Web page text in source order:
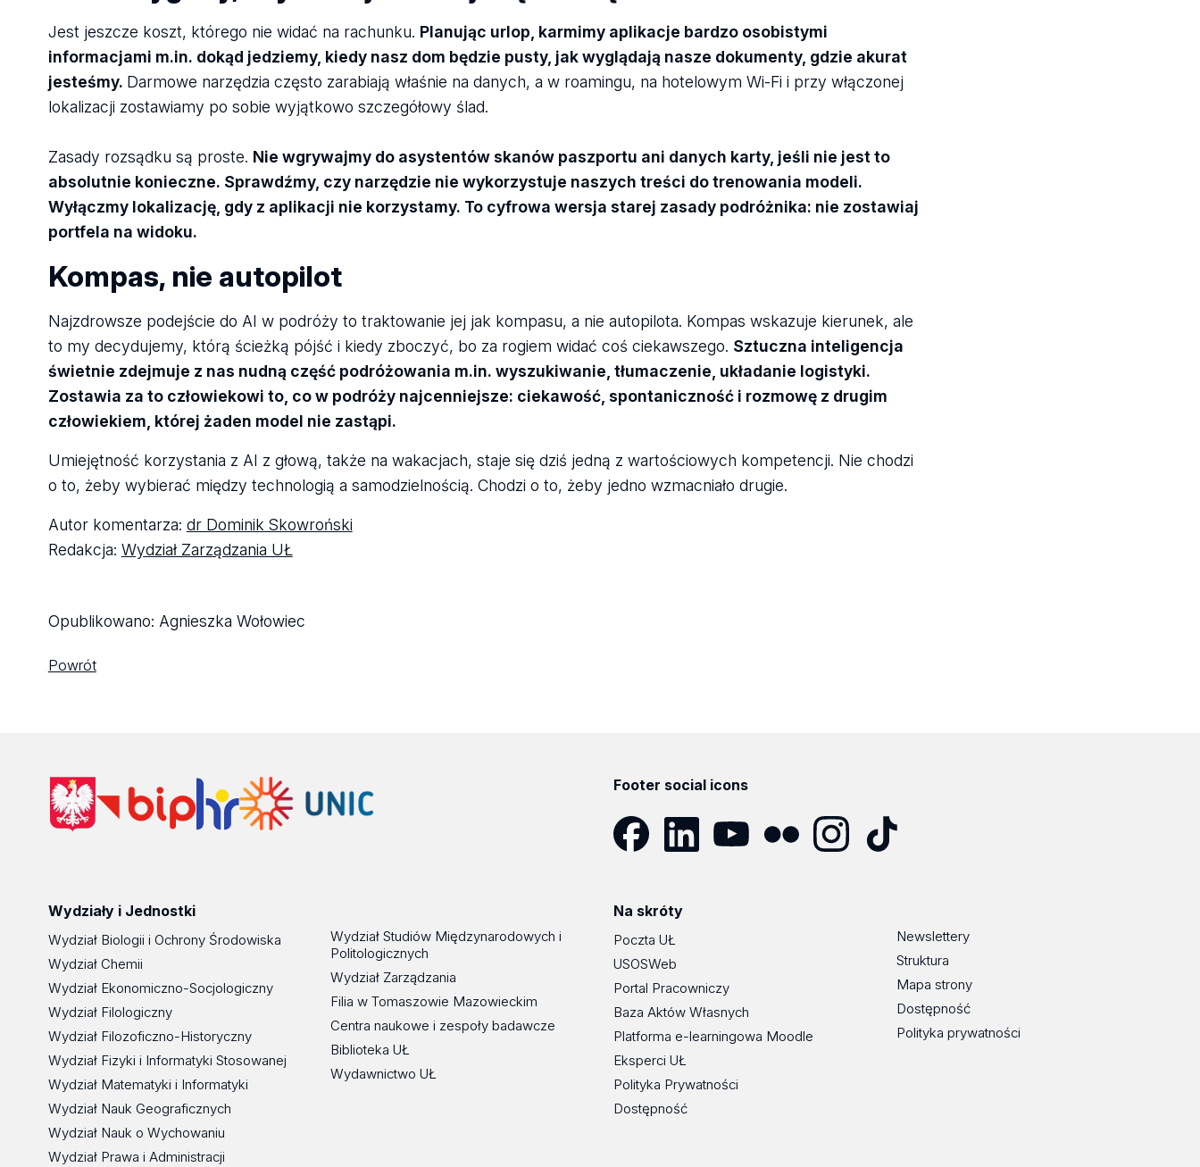
Jest jeszcze koszt, którego nie widać na rachunku. Planując urlop, karmimy aplikacje bardzo osobistymi
informacjami m.in. dokąd jedziemy, kiedy nasz dom będzie pusty, jak wyglądają nasze dokumenty, gdzie akurat
jesteśmy. Darmowe narzędzia często zarabiają właśnie na danych, a w roamingu, na hotelowym Wi-Fi i przy włączonej
lokalizacji zostawiamy po sobie wyjątkowo szczegółowy ślad.
Zasady rozsądku są proste. Nie wgrywajmy do asystentów skanów paszportu ani danych karty, jeśli nie jest to
absolutnie konieczne. Sprawdźmy, czy narzędzie nie wykorzystuje naszych treści do trenowania modeli.
Wyłączmy lokalizację, gdy z aplikacji nie korzystamy. To cyfrowa wersja starej zasady podróżnika: nie zostawiaj
portfela na widoku.
Kompas, nie autopilot
Najzdrowsze podejście do AI w podróży to traktowanie jej jak kompasu, a nie autopilota. Kompas wskazuje kierunek, ale
to my decydujemy, którą ścieżką pójść i kiedy zboczyć, bo za rogiem widać coś ciekawszego. Sztuczna inteligencja
świetnie zdejmuje z nas nudną część podróżowania m.in. wyszukiwanie, tłumaczenie, układanie logistyki.
Zostawia za to człowiekowi to, co w podróży najcenniejsze: ciekawość, spontaniczność i rozmowę z drugim
człowiekiem, której żaden model nie zastąpi.
Umiejętność korzystania z AI z głową, także na wakacjach, staje się dziś jedną z wartościowych kompetencji. Nie chodzi
o to, żeby wybierać między technologią a samodzielnością. Chodzi o to, żeby jedno wzmacniało drugie.
Autor komentarza: dr Dominik Skowroński
Redakcja: Wydział Zarządzania UŁ
Opublikowano: Agnieszka Wołowiec
Powrót
Footer social icons
Wydziały i Jednostki
Wydział Biologii i Ochrony Środowiska
Wydział Chemii
Wydział Ekonomiczno-Socjologiczny
Wydział Filologiczny
Wydział Filozoficzno-Historyczny
Wydział Fizyki i Informatyki Stosowanej
Wydział Matematyki i Informatyki
Wydział Nauk Geograficznych
Wydział Nauk o Wychowaniu
Wydział Prawa i Administracji
Wydział Studiów Międzynarodowych i
Politologicznych
Wydział Zarządzania
Filia w Tomaszowie Mazowieckim
Centra naukowe i zespoły badawcze
Biblioteka UŁ
Wydawnictwo UŁ
Na skróty
Poczta UŁ
USOSWeb
Portal Pracowniczy
Baza Aktów Własnych
Platforma e-learningowa Moodle
Eksperci UŁ
Polityka Prywatności
Dostępność
Newslettery
Struktura
Mapa strony
Dostępność
Polityka prywatności